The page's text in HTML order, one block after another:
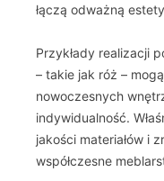
łączą odważną
Przykłady realizacji
– takie jak róż –
nowoczesnych
indywidualność.
jakości materiałów i
współczesne